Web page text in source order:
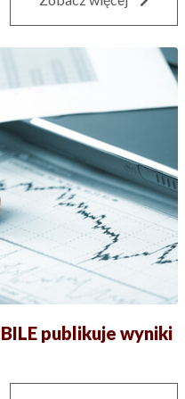
publikuje wyniki